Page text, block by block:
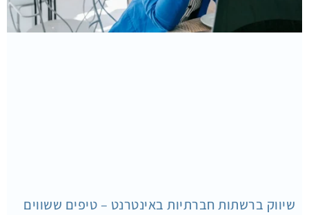
שיווק ברשתות חברתיות באינטרנט – טיפים ששווים